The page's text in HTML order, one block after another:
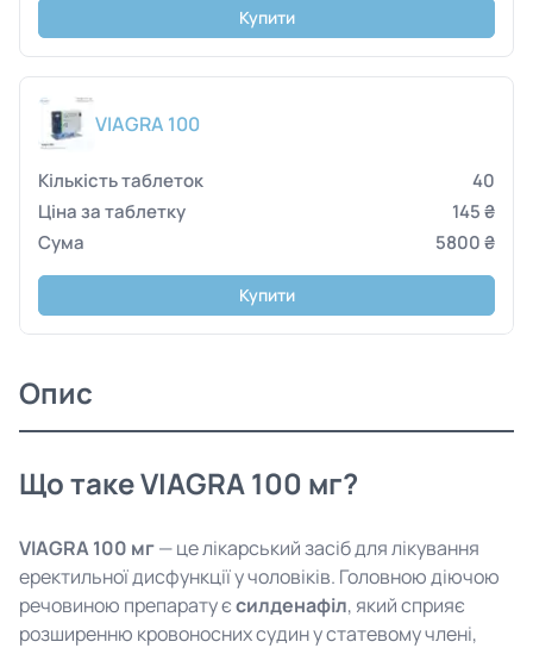
Купити
VIAGRA 100
40
145 ₴
5800 ₴
Купити
Опис
Що таке VIAGRA 100 мг?
VIAGRA 100 мг— це лікарський засіб для лікування
еректильної дисфункції у чоловіків. Головною діючою
речовиною препарату єсилденафіл, який сприяє
розширенню кровоносних судин у статевому члені,